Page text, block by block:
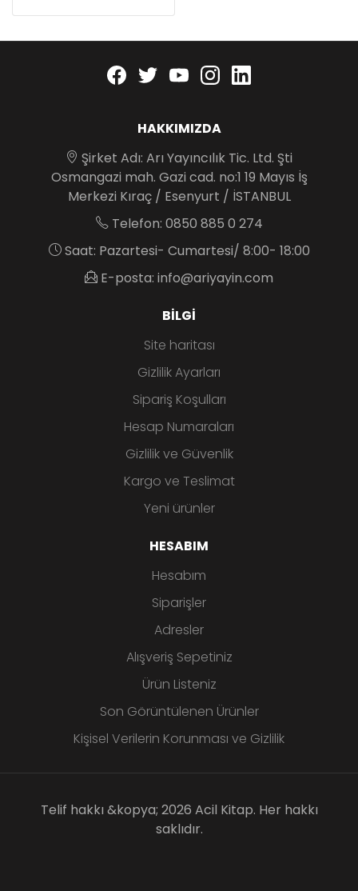
Facebook
twitteryoutubeinstagram
HAKKIMIZDA
Şirket Adı: Arı Yayıncılık Tic. Ltd. Şti
Osmangazi mah. Gazi cad. no:1 19 Mayıs İş
Merkezi Kıraç / Esenyurt / İSTANBUL
Telefon: 0850 885 0 274
Saat: Pazartesi- Cumartesi/ 8:00- 18:00
E-posta: info@ariyayin.com
BILGI
Site haritası
Gizlilik Ayarları
Sipariş Koşulları
Hesap Numaraları
Gizlilik ve Güvenlik
Kargo ve Teslimat
Yeni ürünler
HESABIM
Hesabım
Siparişler
Adresler
Alışveriş Sepetiniz
Ürün Listeniz
Son Görüntülenen Ürünler
Kişisel Verilerin Korunması ve Gizlilik
Telif hakkı &kopya; 2026 Acil Kitap. Her hakkı
saklıdır.